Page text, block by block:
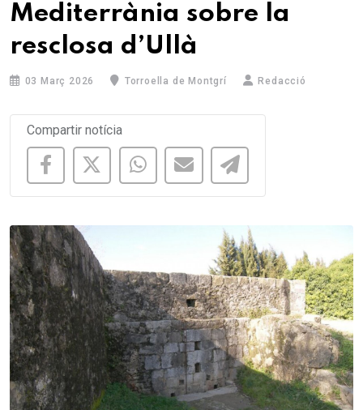
Mediterrània sobre la
resclosa d’Ullà
03 Març 2026 Torroella de Montgrí Redacció
Compartir notícia